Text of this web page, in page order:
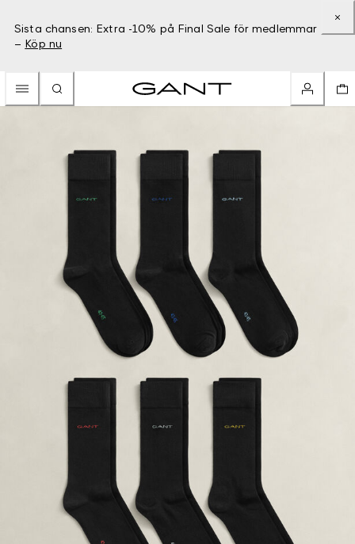
Sista chansen: Extra -10% på Final Sale för medlemmar
– Köp nu